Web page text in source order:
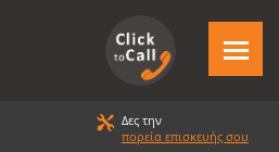
Δες την
πορεία επισκευής σου